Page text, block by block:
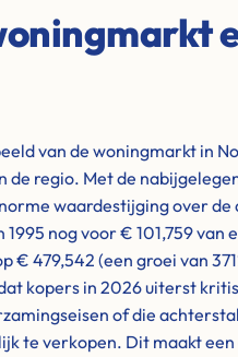
van de woningmarkt in
de regio. Met de
waardestijging over
nog voor € 101,759 van
€ 479,542 (een groei van
kopers in 2026 uiterst
of die
te verkopen. Dit maakt